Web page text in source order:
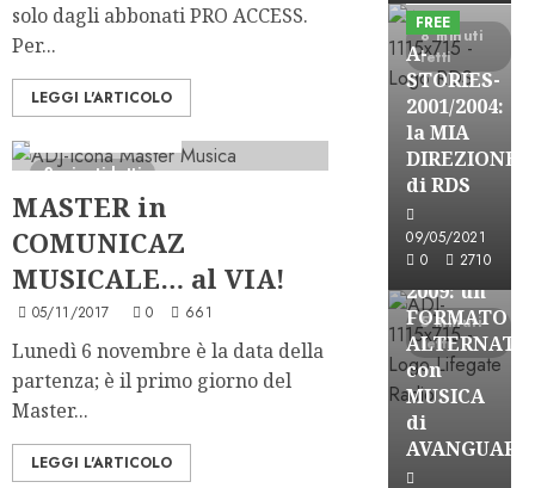
solo dagli abbonati PRO ACCESS.
Per...
LEGGI L'ARTICOLO
2 minuti letti
MASTER in
COMUNICAZ
MUSICALE… al VIA!
05/11/2017 0 661
Lunedì 6 novembre è la data della
partenza; è il primo giorno del
Master...
LEGGI L'ARTICOLO
8 minuti
letti
FREE
A-
STORIES-
2001/2004:
la MIA
DIREZIONE
di RDS
09/05/2021
0
2710
5 minuti
letti
A-Stories
Formazione
A-
STORIES-
2009: un
FORMATO
con
MUSICA
di